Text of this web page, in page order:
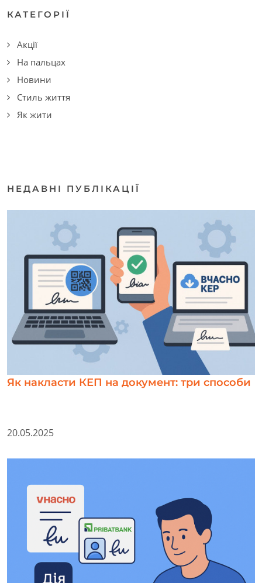
КАТЕГОРІЇ
Акції
На пальцах
Новини
Стиль життя
Як жити
НЕДАВНІ ПУБЛІКАЦІЇ
Як накласти КЕП на документ: три способи
20.05.2025